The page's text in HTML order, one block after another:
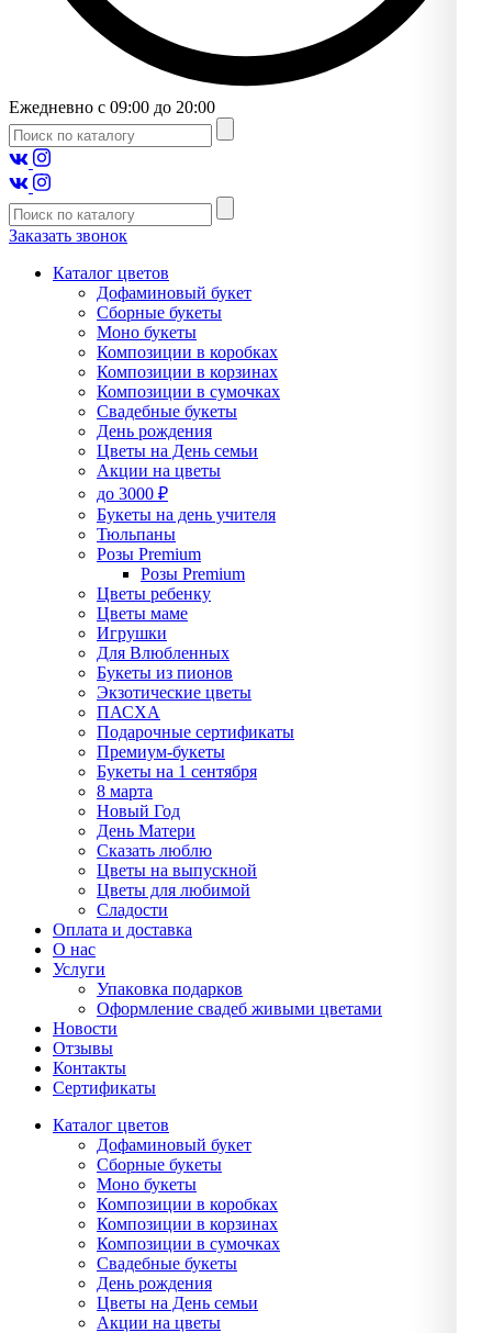
Ежедневно с 09:00 до 20:00
Заказать звонок
Каталог цветов
Дофаминовый букет
Сборные букеты
Моно букеты
Композиции в коробках
Композиции в корзинах
Композиции в сумочках
Свадебные букеты
День рождения
Цветы на День семьи
Акции на цветы
до 3000 ₽
Букеты на день учителя
Тюльпаны
Розы Premium
Розы Premium
Цветы ребенку
Цветы маме
Игрушки
Для Влюбленных
Букеты из пионов
Экзотические цветы
ПАСХА
Подарочные сертификаты
Премиум-букеты
Букеты на 1 сентября
8 марта
Новый Год
День Матери
Сказать люблю
Цветы на выпускной
Цветы для любимой
Сладости
Оплата и доставка
О нас
Услуги
Упаĸовĸа подарĸов
Оформление свадеб живыми цветами
Новости
Отзывы
Контакты
Сертификаты
Каталог цветов
Дофаминовый букет
Сборные букеты
Моно букеты
Композиции в коробках
Композиции в корзинах
Композиции в сумочках
Свадебные букеты
День рождения
Цветы на День семьи
Акции на цветы